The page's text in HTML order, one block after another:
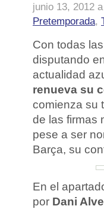
junio 13, 2012
Pretemporada,
Con todas
disputando
actualidad
renueva su
comienza su
de las firmas
pese a ser
Barça, su
En el
por Dani